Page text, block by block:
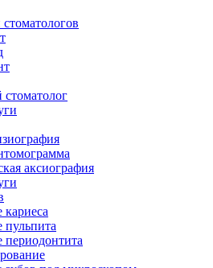
стоматолог
аксиография
кариеса
пульпита
периодонтита